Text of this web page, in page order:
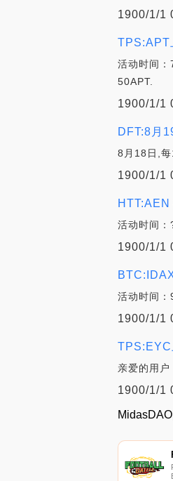
1900/1/1
TPS:APT
活动时间
50APT.
1900/1/1
DFT:8月
8月18日,
1900/1/1
活动时间
1900/1/1
活动时间
1900/1/1
TPS:EYC
亲爱的用
1900/1/1